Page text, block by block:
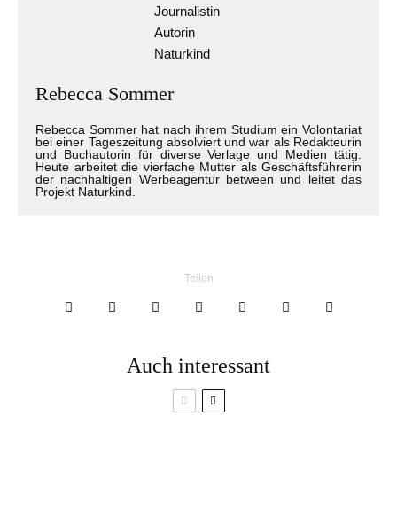
Rebecca Sommer
Rebecca Sommer hat nach ihrem Studium ein Volontariat
bei einer Tageszeitung absolviert und war als Redakteurin
und Buchautorin für diverse Verlage und Medien tätig.
Heute arbeitet die vierfache Mutter als Geschäftsführerin
der nachhaltigen Werbeagentur between und leitet das
Projekt Naturkind.
Teilen
Auch interessant